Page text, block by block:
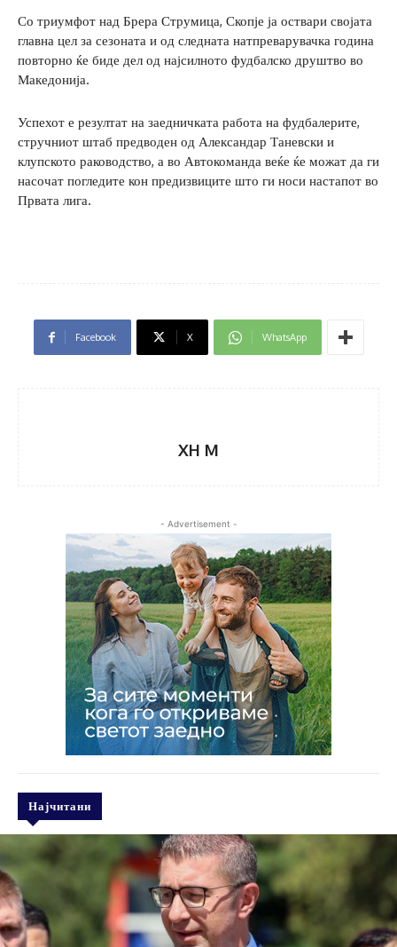
Со триумфот над Брера Струмица, Скопје ја оствари својата
главна цел за сезоната и од следната натпреварувачка година
повторно ќе биде дел од најсилното фудбалско друштво во
Македонија.
Успехот е резултат на заедничката работа на фудбалерите,
стручниот штаб предводен од Александар Таневски и
клупското раководство, а во Автокоманда веќе ќе можат да ги
насочат погледите кон предизвиците што ги носи настапот во
Првата лига.
Facebook X WhatsApp
XH M
- Advertisement -
Најчитани